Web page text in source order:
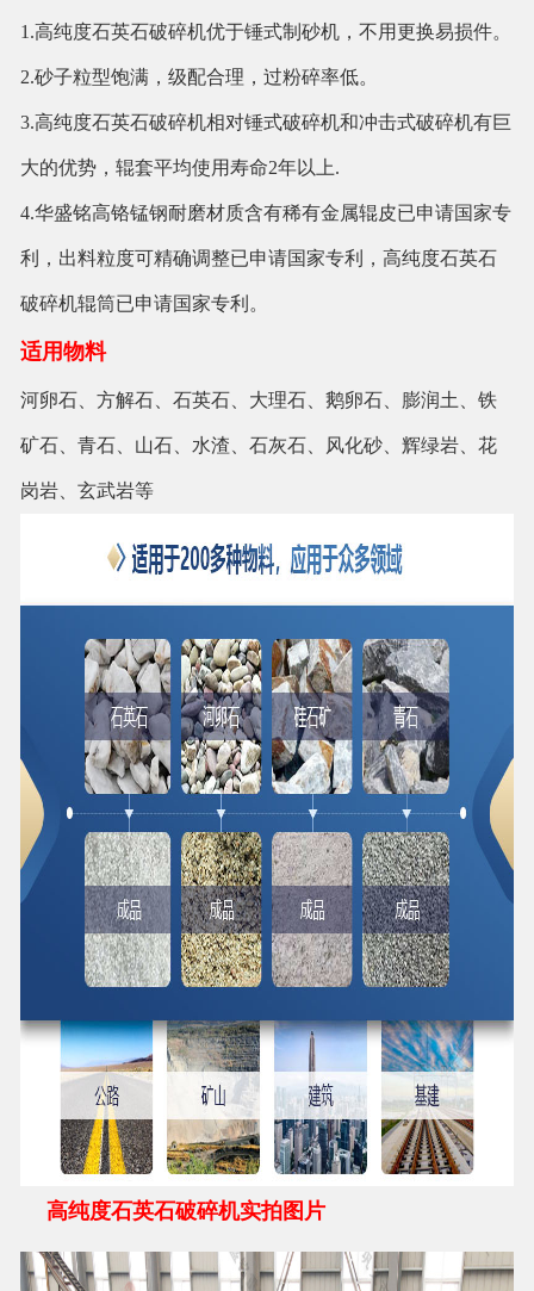
1.高纯度石英石破碎机优于锤式制砂机，不用更换易损件。
2.砂子粒型饱满，级配合理，过粉碎率低。
3.高纯度石英石破碎机相对锤式破碎机和冲击式破碎机有巨
大的优势，辊套平均使用寿命2年以上.
4.华盛铭高铬锰钢耐磨材质含有稀有金属辊皮已申请国家专
利，出料粒度可精确调整已申请国家专利，高纯度石英石
破碎机辊筒已申请国家专利。
适用物料
河卵石、方解石、石英石、大理石、鹅卵石、膨润土、铁
矿石、青石、山石、水渣、石灰石、风化砂、辉绿岩、花
岗岩、玄武岩等
高纯度石英石破碎机实拍图片